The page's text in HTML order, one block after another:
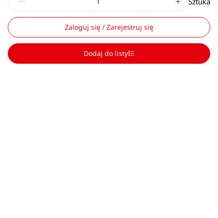
Zaloguj się / Zarejestruj się
Dodaj do listy